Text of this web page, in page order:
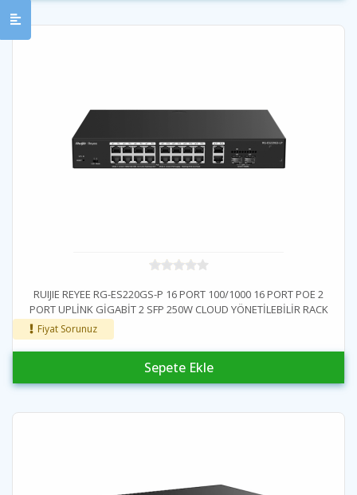
RUIJIE REYEE RG-ES220GS-P 16 PORT 100/1000 16 PORT POE 2
PORT UPLİNK GİGABİT 2 SFP 250W CLOUD YÖNETİLEBİLİR RACK
Fiyat Sorunuz
Sepete Ekle